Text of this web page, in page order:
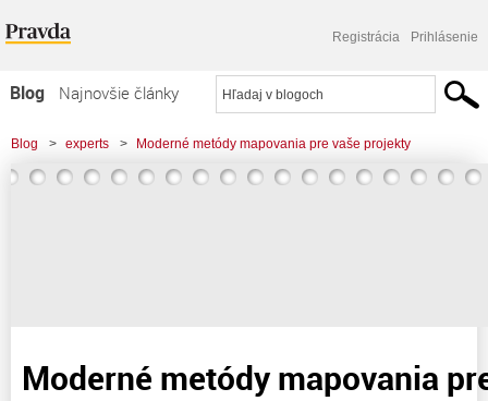
Registrácia Prihlásenie
Blog
Najnovšie články
Najčítanejšie články
Najkomentovanejšie články
Blog > experts > Moderné metódy mapovania pre vaše projekty
Moderné metódy mapovania